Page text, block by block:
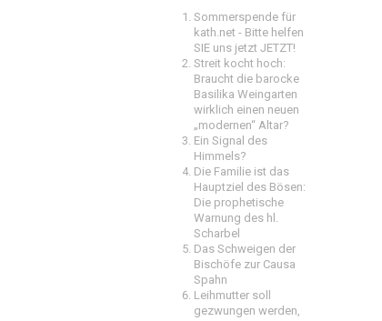
Sommerspende für
kath.net - Bitte helfen
SIE uns jetzt JETZT!
Streit kocht hoch:
Braucht die barocke
Basilika Weingarten
wirklich einen neuen
„modernen“ Altar?
Ein Signal des
Himmels?
Die Familie ist das
Hauptziel des Bösen:
Die prophetische
Warnung des hl.
Scharbel
Das Schweigen der
Bischöfe zur Causa
Spahn
Leihmutter soll
gezwungen werden,